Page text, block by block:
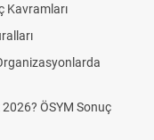
Kavramları
2026? ÖSYM Sonuç